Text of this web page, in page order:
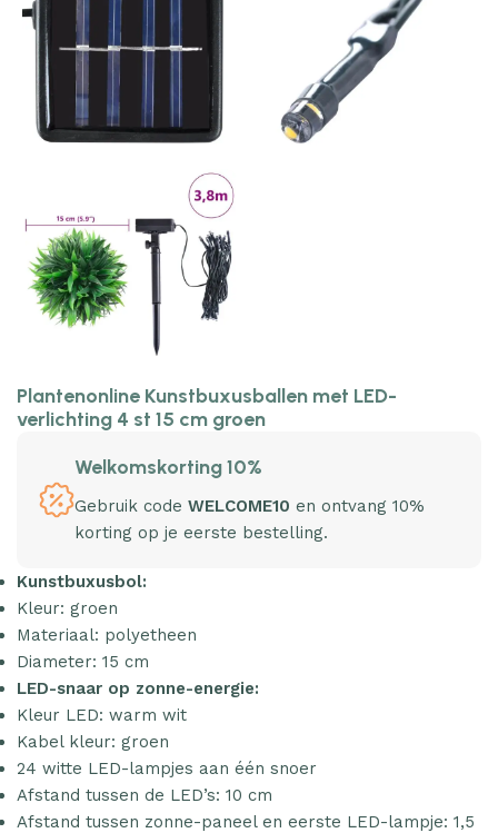
Plantenonline Kunstbuxusballen met LED-
verlichting 4 st 15 cm groen
Welkomskorting 10%
Gebruik code WELCOME10 en ontvang 10%
korting op je eerste bestelling.
Kunstbuxusbol:
Kleur: groen
Materiaal: polyetheen
Diameter: 15 cm
LED-snaar op zonne-energie:
Kleur LED: warm wit
Kabel kleur: groen
24 witte LED-lampjes aan één snoer
Afstand tussen de LED’s: 10 cm
Afstand tussen zonne-paneel en eerste LED-lampje: 1,5